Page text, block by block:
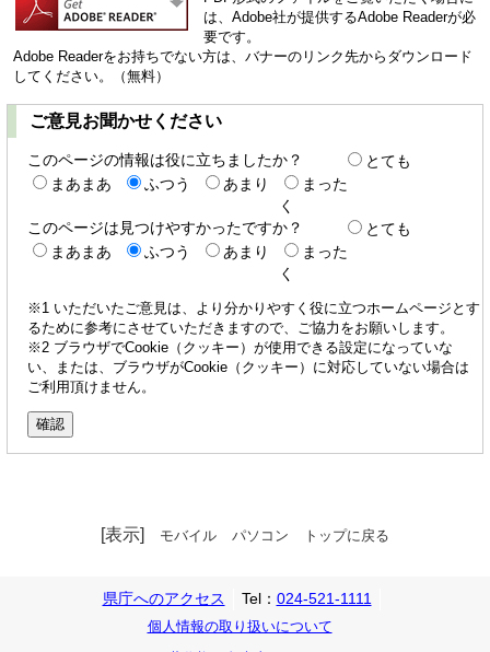
は、Adobe社が提供するAdobe Readerが必
要です。
Adobe Readerをお持ちでない方は、バナーのリンク先からダウンロード
してください。（無料）
ご意見お聞かせください
このページの情報は役に立ちましたか？
とても
まあまあ
ふつう あまり
まった
く
このページは見つけやすかったですか？
とても
まあまあ
ふつう あまり
まった
く
※1 いただいたご意見は、より分かりやすく役に立つホームページとす
るために参考にさせていただきますので、ご協力をお願いします。
※2 ブラウザでCookie（クッキー）が使用できる設定になっていな
い、または、ブラウザがCookie（クッキー）に対応していない場合は
ご利用頂けません。
[表示] モバイル パソコン トップに戻る
県庁へのアクセス Tel： 024-521-1111
個人情報の取り扱いについて